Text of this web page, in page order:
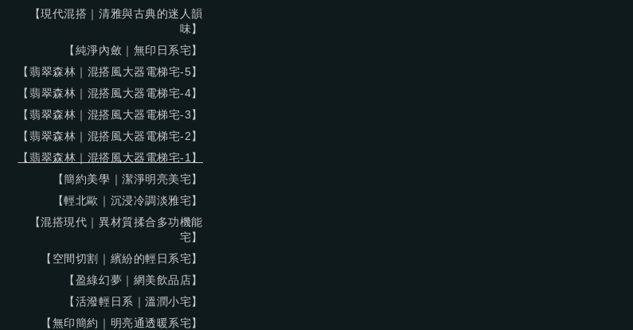
【現代混搭｜清雅與古典的迷人韻
味】
【純淨內斂｜無印日系宅】
【翡翠森林｜混搭風大器電梯宅-5】
【翡翠森林｜混搭風大器電梯宅-4】
【翡翠森林｜混搭風大器電梯宅-3】
【翡翠森林｜混搭風大器電梯宅-2】
【翡翠森林｜混搭風大器電梯宅-1】
【簡約美學｜潔淨明亮美宅】
【輕北歐｜沉浸冷調淡雅宅】
【混搭現代｜異材質揉合多功機能
宅】
【空間切割｜繽紛的輕日系宅】
【盈綠幻夢｜網美飲品店】
【活潑輕日系｜溫潤小宅】
【無印簡約｜明亮通透暖系宅】